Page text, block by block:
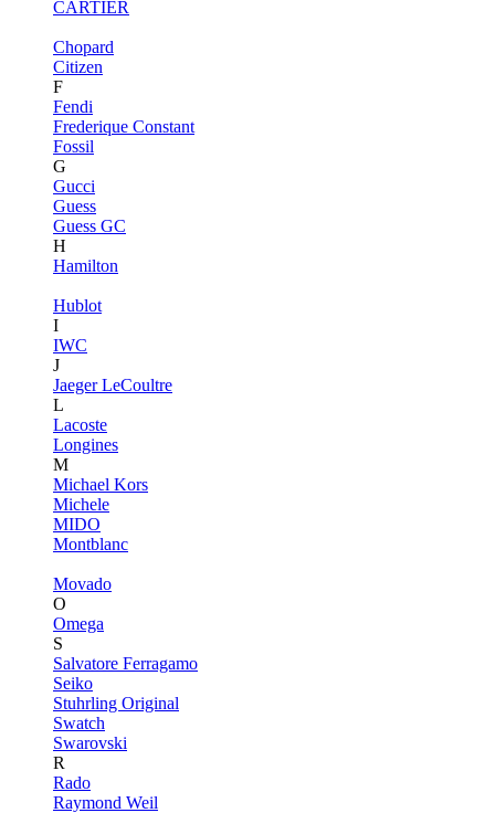
CARTIER
Chopard
Citizen
F
Fendi
Frederique Constant
Fossil
G
Gucci
Guess
Guess GC
H
Hamilton
Hublot
I
IWC
J
Jaeger LeCoultre
L
Lacoste
Longines
M
Michael Kors
Michele
MIDO
Montblanc
Movado
O
Omega
S
Salvatore Ferragamo
Seiko
Stuhrling Original
Swatch
Swarovski
R
Rado
Raymond Weil